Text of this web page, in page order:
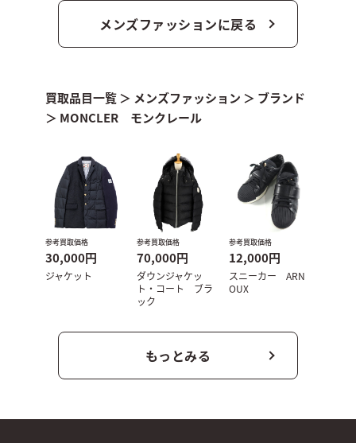
メンズファッションに戻る
買取品目一覧＞ メンズファッション ＞ ブランド
＞ MONCLER モンクレール
参考買取価格
30,000円
ジャケット
参考買取価格
70,000円
ダウンジャケッ
ト・コート ブラ
ック
参考買取価格
12,000円
スニーカー ARN
OUX
もっとみる